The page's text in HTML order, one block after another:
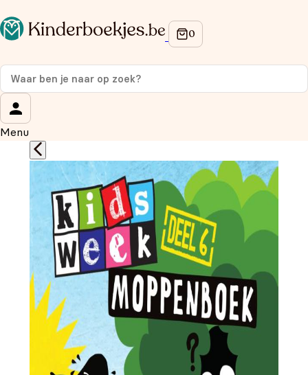
Menu
Op de hoogte blijven van onze acties?
Meld je aan voor onze nieuwsbrief en ontvang
korting
Wat is je voornaam?
Wat is je e-mailadres?*
Aanmelden
We gebruiken je gegevens om contact op te nemen, in
overeenstemming met ons privacybeleid.